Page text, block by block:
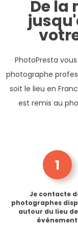
De la
PhotoPresta
photographe
soit le lieu en
est remis au
1
Je contacte
photographes
autour du lieu
événement